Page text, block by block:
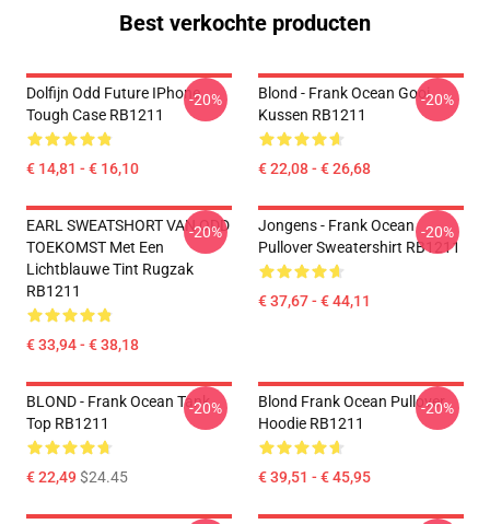
Best verkochte producten
Dolfijn Odd Future IPhone
Tough Case RB1211
€ 14,81 - € 16,10
-20%
Blond - Frank Ocean Gooi
Kussen RB1211
€ 22,08 - € 26,68
-20%
EARL SWEATSHORT VAN ODD
TOEKOMST Met Een
Lichtblauwe Tint Rugzak
RB1211
€ 33,94 - € 38,18
-20%
Jongens - Frank Ocean
Pullover Sweatershirt RB1211
€ 37,67 - € 44,11
-20%
BLOND - Frank Ocean Tank
Top RB1211
€ 22,49$24.45
-20%
Blond Frank Ocean Pullover
Hoodie RB1211
€ 39,51 - € 45,95
-20%